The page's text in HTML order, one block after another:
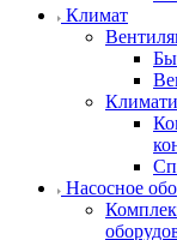
Климат
Насосное